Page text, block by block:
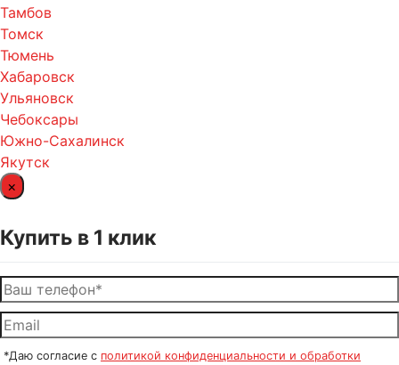
Тамбов
Томск
Тюмень
Хабаровск
Ульяновск
Чебоксары
Южно-Сахалинск
Якутск
×
Купить в 1 клик
*Даю согласие с политикой конфиденциальности и обработки